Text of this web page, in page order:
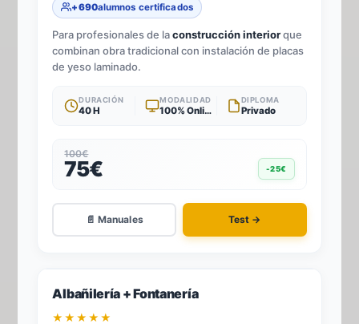
+690alumnos certificados
Para profesionales de laconstrucción interiorque
combinan obra tradicional con instalación de placas
de yeso laminado.
DURACIÓN
40 H
MODALIDAD
100% Online
DIPLOMA
Privado
100€
75€ -25€
📄 Manuales Test →
2 TÍTULOS · 1 TEST
Albañilería + Fontanería
★★★★★